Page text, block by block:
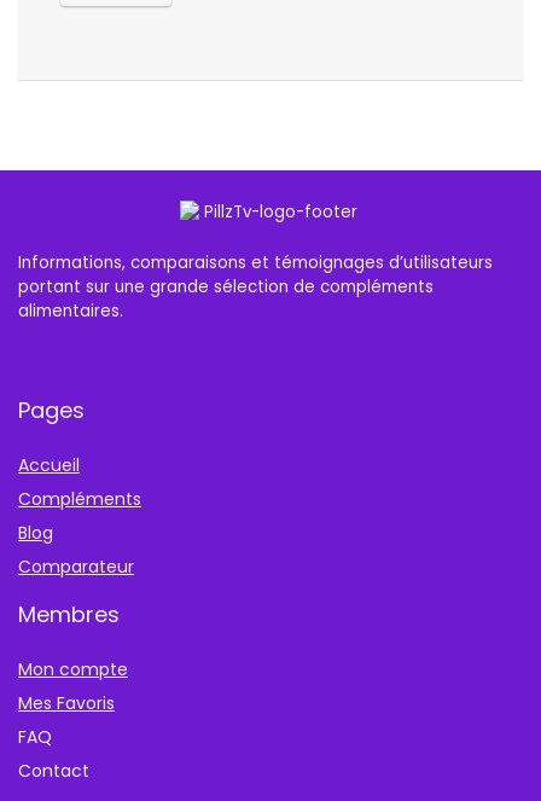
Informations, comparaisons et témoignages d’utilisateurs
portant sur une grande sélection de compléments
alimentaires.
Pages
Accueil
Compléments
Blog
Comparateur
Membres
Mon compte
Mes Favoris
FAQ
Contact